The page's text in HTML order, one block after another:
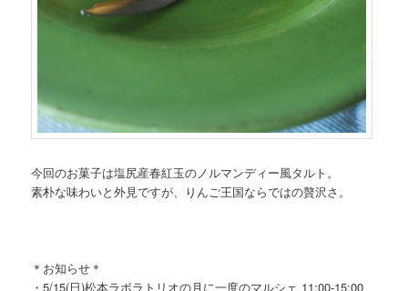
今回のお菓子は塩尻産春紅玉のノルマンディー風タルト。
素朴な味わいと外見ですが、りんご王国ならではの贅沢さ。
＊お知らせ＊
・5/15(日)松本ラボラトリオの月に一度のマルシェ 11:00-15:00